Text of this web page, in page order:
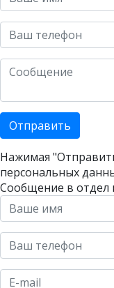
Отправить
Нажимая
персональных
Сообщение в отдел